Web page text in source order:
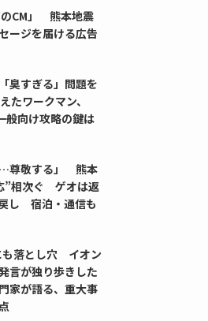
CM」 熊本地震
ージを届ける広告
臭すぎる」問題を
ワークマン、
向け攻略の鍵は
…尊敬する」 熊本
”相次ぐ ゲオは返
し 宿泊・通信も
も落とし穴 イオン
言が独り歩きした
家が語る、重大事